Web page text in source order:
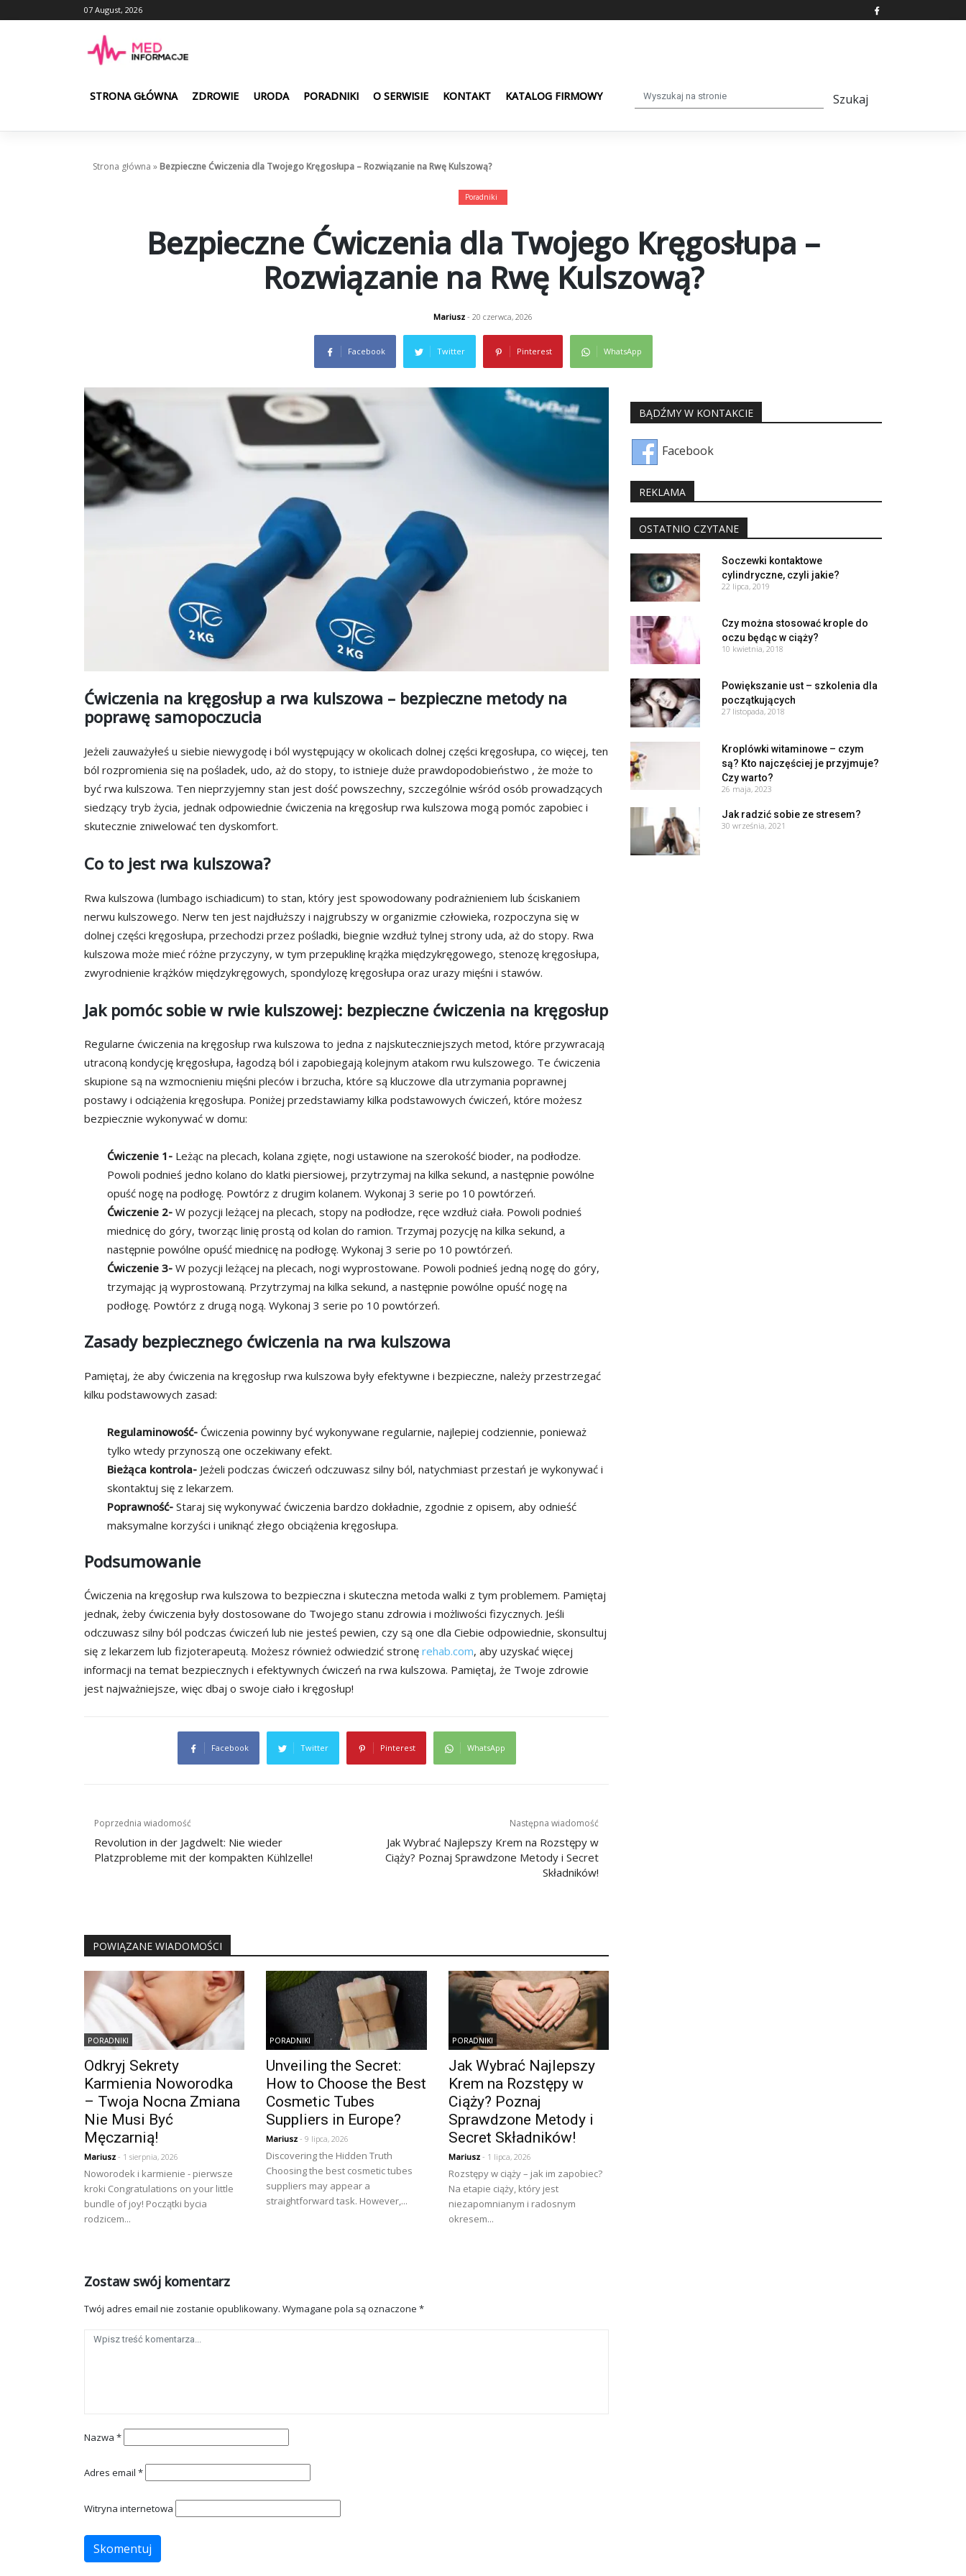
to
07 August, 2026
STRONA GŁÓWNA ZDROWIE URODA PORADNIKI O SERWISIE KONTAKT KATALOG FIRMOWY
Strona główna »Bezpieczne Ćwiczenia dla Twojego Kręgosłupa – Rozwiązanie na Rwę Kulszową?
Poradniki
Bezpieczne Ćwiczenia dla Twojego Kręgosłupa –
Rozwiązanie na Rwę Kulszową?
Mariusz - 20 czerwca, 2026
Facebook Twitter Pinterest WhatsApp
Ćwiczenia na kręgosłup a rwa kulszowa – bezpieczne metody na
poprawę samopoczucia
Jeżeli zauważyłeś u siebie niewygodę i ból występujący w okolicach dolnej części kręgosłupa, co więcej, ten
ból rozpromienia się na pośladek, udo, aż do stopy, to istnieje duże prawdopodobieństwo , że może to
być rwa kulszowa. Ten nieprzyjemny stan jest dość powszechny, szczególnie wśród osób prowadzących
siedzący tryb życia, jednak odpowiednie ćwiczenia na kręgosłup rwa kulszowa mogą pomóc zapobiec i
skutecznie zniwelować ten dyskomfort.
Co to jest rwa kulszowa?
Rwa kulszowa (lumbago ischiadicum) to stan, który jest spowodowany podrażnieniem lub ściskaniem
nerwu kulszowego. Nerw ten jest najdłuższy i najgrubszy w organizmie człowieka, rozpoczyna się w
dolnej części kręgosłupa, przechodzi przez pośladki, biegnie wzdłuż tylnej strony uda, aż do stopy. Rwa
kulszowa może mieć różne przyczyny, w tym przepuklinę krążka międzykręgowego, stenozę kręgosłupa,
zwyrodnienie krążków międzykręgowych, spondylozę kręgosłupa oraz urazy mięśni i stawów.
Jak pomóc sobie w rwie kulszowej: bezpieczne ćwiczenia na kręgosłup
Regularne ćwiczenia na kręgosłup rwa kulszowa to jedna z najskuteczniejszych metod, które przywracają
utraconą kondycję kręgosłupa, łagodzą ból i zapobiegają kolejnym atakom rwu kulszowego. Te ćwiczenia
skupione są na wzmocnieniu mięśni pleców i brzucha, które są kluczowe dla utrzymania poprawnej
postawy i odciążenia kręgosłupa. Poniżej przedstawiamy kilka podstawowych ćwiczeń, które możesz
bezpiecznie wykonywać w domu:
Ćwiczenie 1- Leżąc na plecach, kolana zgięte, nogi ustawione na szerokość bioder, na podłodze.
Powoli podnieś jedno kolano do klatki piersiowej, przytrzymaj na kilka sekund, a następnie powólne
opuść nogę na podłogę. Powtórz z drugim kolanem. Wykonaj 3 serie po 10 powtórzeń.
Ćwiczenie 2- W pozycji leżącej na plecach, stopy na podłodze, ręce wzdłuż ciała. Powoli podnieś
miednicę do góry, tworząc linię prostą od kolan do ramion. Trzymaj pozycję na kilka sekund, a
następnie powólne opuść miednicę na podłogę. Wykonaj 3 serie po 10 powtórzeń.
Ćwiczenie 3- W pozycji leżącej na plecach, nogi wyprostowane. Powoli podnieś jedną nogę do góry,
trzymając ją wyprostowaną. Przytrzymaj na kilka sekund, a następnie powólne opuść nogę na
podłogę. Powtórz z drugą nogą. Wykonaj 3 serie po 10 powtórzeń.
Zasady bezpiecznego ćwiczenia na rwa kulszowa
Pamiętaj, że aby ćwiczenia na kręgosłup rwa kulszowa były efektywne i bezpieczne, należy przestrzegać
kilku podstawowych zasad:
Regulaminowość- Ćwiczenia powinny być wykonywane regularnie, najlepiej codziennie, ponieważ
tylko wtedy przynoszą one oczekiwany efekt.
Bieżąca kontrola- Jeżeli podczas ćwiczeń odczuwasz silny ból, natychmiast przestań je wykonywać i
skontaktuj się z lekarzem.
Poprawność- Staraj się wykonywać ćwiczenia bardzo dokładnie, zgodnie z opisem, aby odnieść
maksymalne korzyści i uniknąć złego obciążenia kręgosłupa.
Podsumowanie
Ćwiczenia na kręgosłup rwa kulszowa to bezpieczna i skuteczna metoda walki z tym problemem. Pamiętaj
jednak, żeby ćwiczenia były dostosowane do Twojego stanu zdrowia i możliwości fizycznych. Jeśli
odczuwasz silny ból podczas ćwiczeń lub nie jesteś pewien, czy są one dla Ciebie odpowiednie, skonsultuj
się z lekarzem lub fizjoterapeutą. Możesz również odwiedzić stronę rehab.com, aby uzyskać więcej
informacji na temat bezpiecznych i efektywnych ćwiczeń na rwa kulszowa. Pamiętaj, że Twoje zdrowie
jest najważniejsze, więc dbaj o swoje ciało i kręgosłup!
Facebook Twitter Pinterest WhatsApp
Nawigacja
wpisu
Poprzednia wiadomość
Revolution in der Jagdwelt: Nie wieder
Platzprobleme mit der kompakten Kühlzelle!
Następna wiadomość
Jak Wybrać Najlepszy Krem na Rozstępy w
Ciąży? Poznaj Sprawdzone Metody i Secret
Składników!
POWIĄZANE WIADOMOŚCI
PORADNIKI
Odkryj Sekrety
Karmienia Noworodka
– Twoja Nocna Zmiana
Nie Musi Być
Męczarnią!
Mariusz - 1 sierpnia, 2026
Noworodek i karmienie - pierwsze
kroki Congratulations on your little
bundle of joy! Początki bycia
rodzicem...
PORADNIKI
Unveiling the Secret:
How to Choose the Best
Cosmetic Tubes
Suppliers in Europe?
Mariusz - 9 lipca, 2026
Discovering the Hidden Truth
Choosing the best cosmetic tubes
suppliers may appear a
straightforward task. However,...
PORADNIKI
Jak Wybrać Najlepszy
Krem na Rozstępy w
Ciąży? Poznaj
Sprawdzone Metody i
Secret Składników!
Mariusz- 1 lipca, 2026
Rozstępy w ciąży – jak im zapobiec?
Na etapie ciąży, który jest
niezapomnianym i radosnym
okresem...
Zostaw swój komentarz
Twój adres email nie zostanie opublikowany. Wymagane pola są oznaczone *
Nazwa *
Adres email *
Witryna internetowa
BĄDŹMY W KONTAKCIE
Facebook
REKLAMA
OSTATNIO CZYTANE
Soczewki kontaktowe
cylindryczne, czyli jakie?
22 lipca, 2019
Czy można stosować krople do
oczu będąc w ciąży?
10 kwietnia, 2018
Powiększanie ust – szkolenia dla
początkujących
27 listopada, 2018
Kroplówki witaminowe – czym
są? Kto najczęściej je przyjmuje?
Czy warto?
26 maja, 2023
Jak radzić sobie ze stresem?
30 września, 2021